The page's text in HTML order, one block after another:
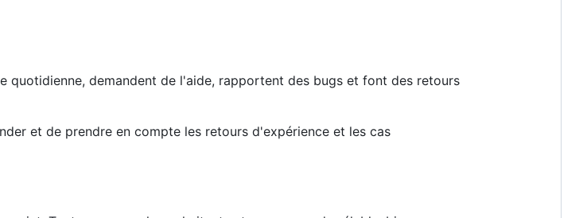
quotidienne, demandent de l'aide, rapportent des bugs et font des retours
et de prendre en compte les retours d'expérience et les cas